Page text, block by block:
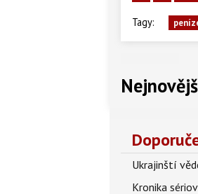
Tagy:
Ukrajinští
Kronika